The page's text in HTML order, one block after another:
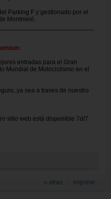
Parking F y gestionado por el
Montmeló.
:
entradas para el Gran
Mundial de Motociclismo en el
ya sea a través de nuestro
sitio web está disponible 7d/7
imprimir
« atras